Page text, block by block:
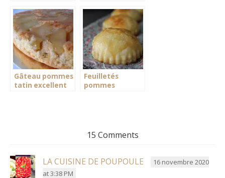
Gâteau pommes
tatin excellent
Feuilletés
pommes
15 Comments
LA CUISINE DE POUPOULE
16 novembre 2020
at 3:38 PM